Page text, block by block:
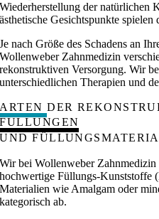
Wiederherstellung der natürlichen
ästhetische Gesichtspunkte
Je nach Größe des Schadens an
Wollenweber Zahnmedizin
rekonstruktiven Versorgung. Wir
unterschiedlichen Therapien und
ARTENDER
FÜLLUNGEN
UND
Wir bei Wollenweber
hochwertige Füllungs-Kunststoffe
Materialien wie Amalgam oder
kategorisch ab.